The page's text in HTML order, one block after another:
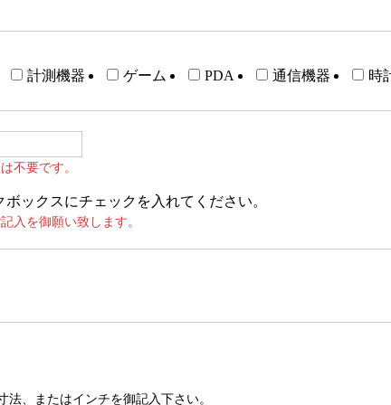
計測機器 ゲーム PDA 通信機器 時
不要です。
ックスにチェックを入れてください。
入を御願い致します。
、またはインチを御記入下さい。